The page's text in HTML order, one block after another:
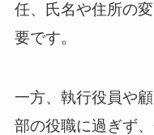
任、氏名や住所の
要です。
一方、執行役員や
部の役職に過ぎず